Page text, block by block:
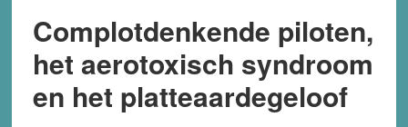
Complotdenkende piloten,
het aerotoxisch syndroom
en het platteaardegeloof